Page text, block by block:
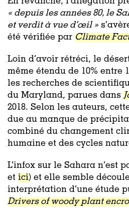
« depuis les années 80, le
et verdit à vue d’œil »
été vérifiée par Climate
Loin d’avoir rétréci, le
même étendu de 10% entre
les recherches de
du Maryland, parues dans
2018. Selon les auteurs,
due au manque de
combiné du changement
humaine et des cycles
L’infox sur le Sahara n’est
et ici) et elle semble
interprétation d’une étude
Drivers of woody plant